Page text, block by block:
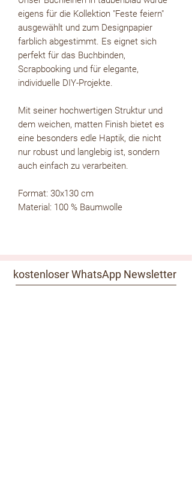
eigens für die Kollektion "Feste feiern"
ausgewählt und zum Designpapier
farblich abgestimmt. Es eignet sich
perfekt für das Buchbinden,
Scrapbooking und für elegante,
individuelle DIY-Projekte.
Mit seiner hochwertigen Struktur und
dem weichen, matten Finish bietet es
eine besonders edle Haptik, die nicht
nur robust und langlebig ist, sondern
auch einfach zu verarbeiten.
Format: 30x130 cm
Material: 100 % Baumwolle
kostenloser WhatsApp Newsletter